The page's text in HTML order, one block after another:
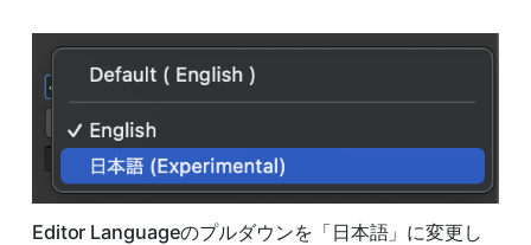
Editor Languageのプルダウンを「日本語」に変更し